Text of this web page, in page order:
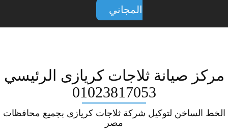
المجاني
مركز صيانة ثلاجات كريازى الرئيسي
01023817053
الخط الساخن لتوكيل شركة ثلاجات كريازى بجميع محافظات
مصر